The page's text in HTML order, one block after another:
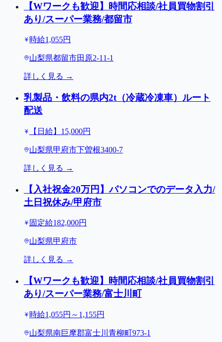
【Wワークも歓迎】時間応相談/社員買物割引
あり/スーパー業務/都留市
時給1,055円
山梨県都留市田原2-11-1
詳しく見る →
乳製品・飲料の県内2t（冷蔵冷凍車）ルート
配送
【日給】15,000円
山梨県甲府市下曽根3400-7
詳しく見る →
【入社祝金20万円】パソコンでのデータ入力/
土日祝休み/甲府市
固定給182,000円
山梨県甲府市
詳しく見る →
【Wワークも歓迎】時間応相談/社員買物割引
あり/スーパー業務/富士川町
時給1,055円～1,155円
山梨県南巨摩郡富士川青柳町973-1